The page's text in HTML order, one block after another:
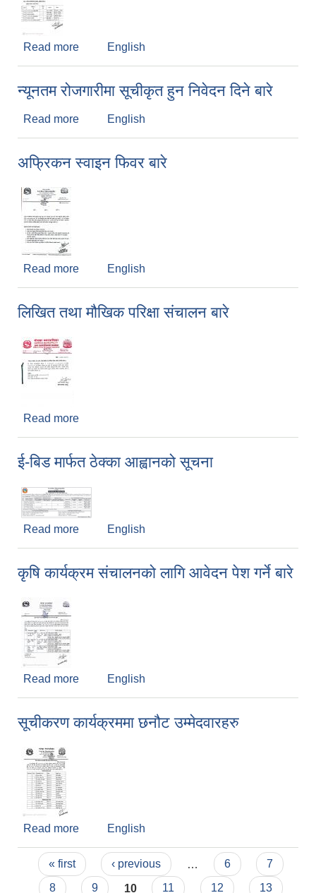
Read more about लिखित तथा मौखिक परिक्षा संचालन हुने बारे
English
न्यूनतम रोजगारीमा सूचीकृत हुन निवेदन दिने बारे
Read more about न्यूनतम रोजगारीमा सूचीकृत हुन निवेदन दिने बारे
English
अफ्रिकन स्वाइन फिवर बारे
Read more about अफ्रिकन स्वाइन फिवर बारे
English
लिखित तथा मौखिक परिक्षा संचालन बारे
Read more
ई-बिड मार्फत ठेक्का आह्वानको सूचना
Read more about ई-बिड मार्फत ठेक्का आह्वानको सूचना
English
कृषि कार्यक्रम संचालनको लागि आवेदन पेश गर्ने बारे
Read more about कृषि कार्यक्रम संचालनको लागि आवेदन पेश गर्ने बारे
English
सूचीकरण कार्यक्रममा छनौट उम्मेदवारहरु
Read more about सूचीकरण कार्यक्रममा छनौट उम्मेदवारहरु
English
Pages
« first ‹ previous 6
7
8
9 10 11 12 13